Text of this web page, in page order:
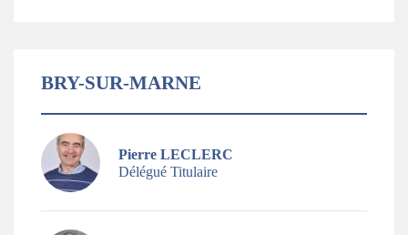
BRY-SUR-MARNE
Pierre LECLERC
Délégué Titulaire